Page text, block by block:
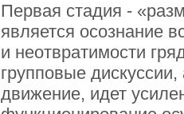
Первая стадия -
является осознание
и неотвратимости
групповые
движение, идет